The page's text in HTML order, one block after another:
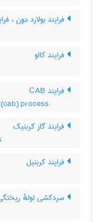
فرایند بولارد دون ،
فرایند کالو
فرایند CAB
process
فرایند گاز کربنیک
فرایند کربنیل
سردکشی لولهٔ